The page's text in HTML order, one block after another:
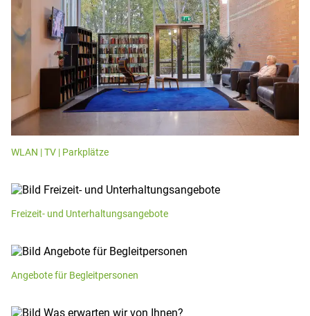
WLAN | TV | Parkplätze
Freizeit- und Unterhaltungsangebote
Angebote für Begleitpersonen